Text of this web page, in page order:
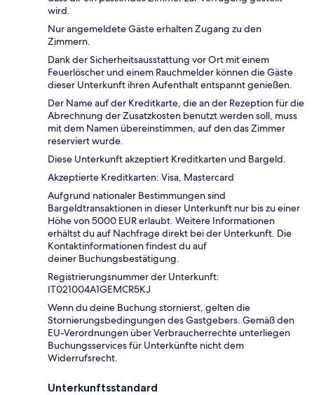
wird.
Nur angemeldete Gäste erhalten Zugang zu den
Zimmern.
Dank der Sicherheitsausstattung vor Ort mit einem
Feuerlöscher und einem Rauchmelder können die Gäste
dieser Unterkunft ihren Aufenthalt entspannt genießen.
Der Name auf der Kreditkarte, die an der Rezeption für die
Abrechnung der Zusatzkosten benutzt werden soll, muss
mit dem Namen übereinstimmen, auf den das Zimmer
reserviert wurde.
Diese Unterkunft akzeptiert Kreditkarten und Bargeld.
Akzeptierte Kreditkarten: Visa, Mastercard
Aufgrund nationaler Bestimmungen sind
Bargeldtransaktionen in dieser Unterkunft nur bis zu einer
Höhe von 5000 EUR erlaubt. Weitere Informationen
erhältst du auf Nachfrage direkt bei der Unterkunft. Die
Kontaktinformationen findest du auf
deiner Buchungsbestätigung.
Registrierungsnummer der Unterkunft:
IT021004A1GEMCR5KJ
Wenn du deine Buchung stornierst, gelten die
Stornierungsbedingungen des Gastgebers. Gemäß den
EU-Verordnungen über Verbraucherrechte unterliegen
Buchungsservices für Unterkünfte nicht dem
Widerrufsrecht.
Unterkunftsstandard